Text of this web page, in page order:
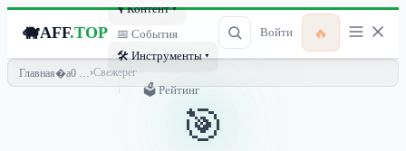
🐗AFF.TOP
🎙 Контент ▾
📅 События
🛠 Инструменты ▾
🗳 Рейтинг
Войти 🔥
Главная ›Свежерег
🎯